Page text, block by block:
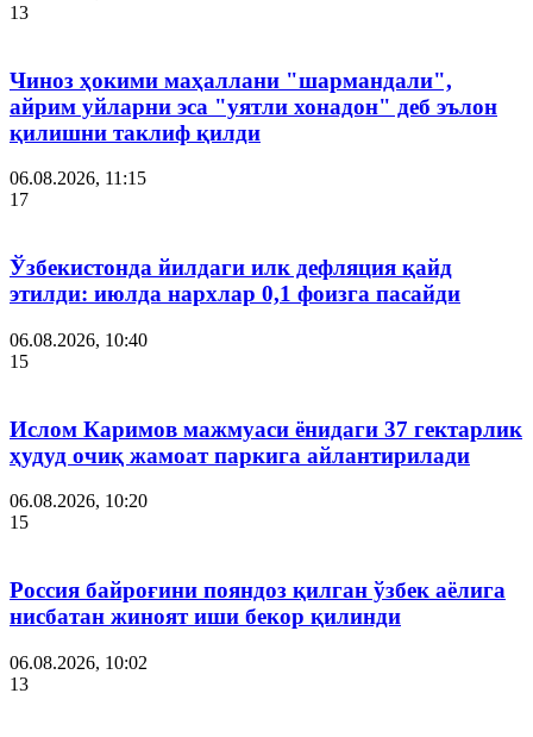
13
Чиноз ҳокими маҳаллани "шармандали",
айрим уйларни эса "уятли хонадон" деб эълон
қилишни таклиф қилди
06.08.2026, 11:15
17
Ўзбекистонда йилдаги илк дефляция қайд
этилди: июлда нархлар 0,1 фоизга пасайди
06.08.2026, 10:40
15
Ислом Каримов мажмуаси ёнидаги 37 гектарлик
ҳудуд очиқ жамоат паркига айлантирилади
06.08.2026, 10:20
15
Россия байроғини пояндоз қилган ўзбек аёлига
нисбатан жиноят иши бекор қилинди
06.08.2026, 10:02
13